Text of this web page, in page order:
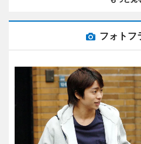
フォトフ